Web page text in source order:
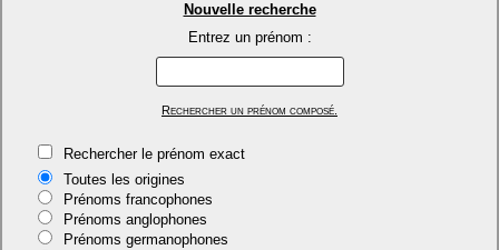
Nouvelle recherche
Entrez un prénom :
Rechercher un prénom composé.
Rechercher le prénom exact
Toutes les origines
Prénoms francophones
Prénoms anglophones
Prénoms germanophones